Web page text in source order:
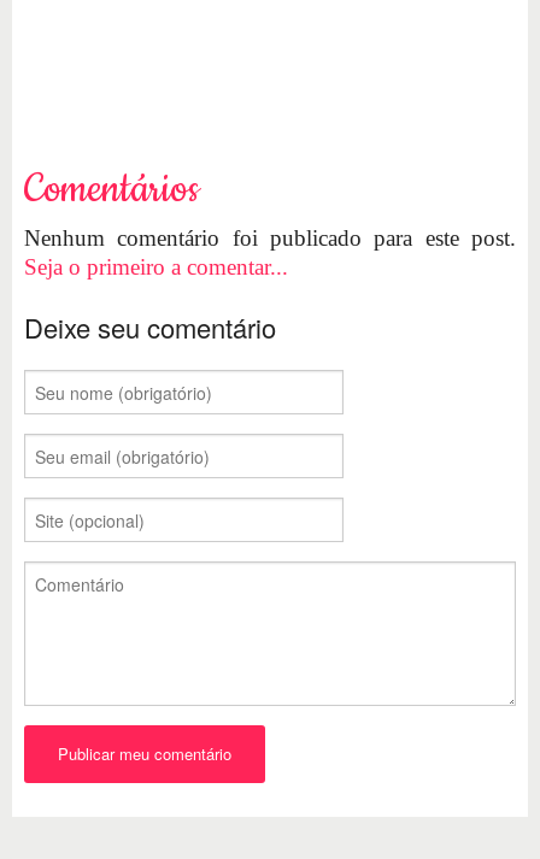
Comentários
Nenhum comentário foi publicado para este post.
Seja o primeiro a comentar...
Deixe seu comentário